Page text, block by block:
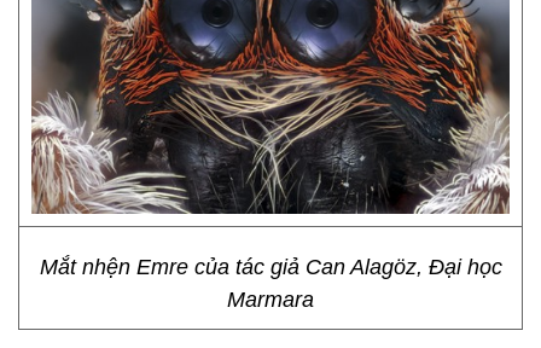
Mắt nhện Emre của tác giả Can Alagöz, Đại học
Marmara